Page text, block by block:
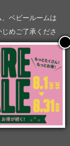
ベビールームは
めご了承くださ
Reserved.